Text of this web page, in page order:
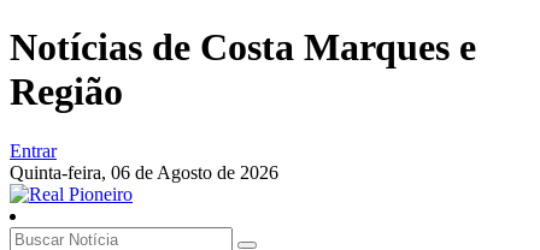
Notícias de Costa Marques e
Região
Entrar
Quinta-feira, 06 de Agosto de 2026